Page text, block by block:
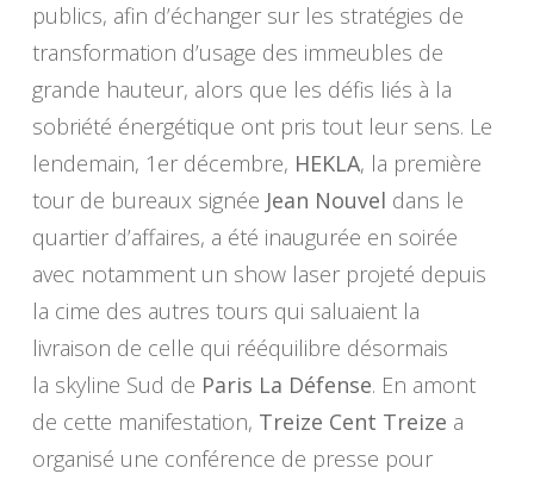
publics, afin d’échanger sur les stratégies de
transformation d’usage des immeubles de
grande hauteur, alors que les défis liés à la
sobriété énergétique ont pris tout leur sens. Le
lendemain, 1er décembre, HEKLA, la première
tour de bureaux signée Jean Nouvel dans le
quartier d’affaires, a été inaugurée en soirée
avec notamment un show laser projeté depuis
la cime des autres tours qui saluaient la
livraison de celle qui rééquilibre désormais
la skyline Sud de Paris La Défense. En amont
de cette manifestation, Treize Cent Treize a
organisé une conférence de presse pour